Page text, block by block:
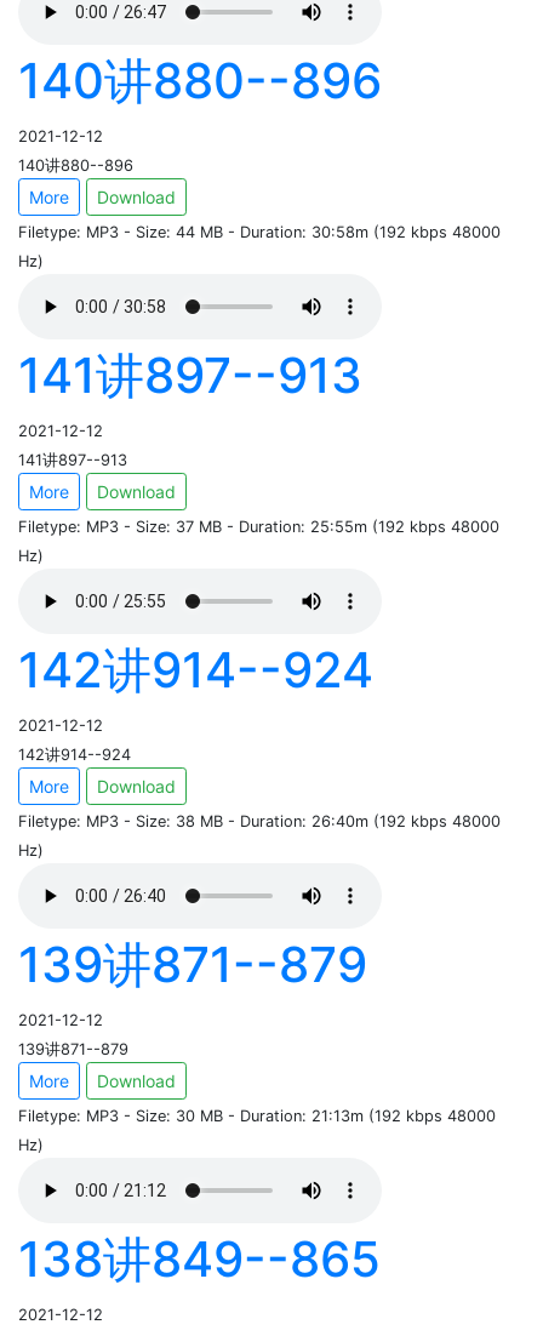
140讲880--896
2021-12-12
140讲880--896
More Download
Filetype: MP3 - Size: 44 MB - Duration: 30:58m (192 kbps 48000
Hz)
141讲897--913
2021-12-12
141讲897--913
More Download
Filetype: MP3 - Size: 37 MB - Duration: 25:55m (192 kbps 48000
Hz)
142讲914--924
2021-12-12
142讲914--924
More Download
Filetype: MP3 - Size: 38 MB - Duration: 26:40m (192 kbps 48000
Hz)
139讲871--879
2021-12-12
139讲871--879
More Download
Filetype: MP3 - Size: 30 MB - Duration: 21:13m (192 kbps 48000
Hz)
138讲849--865
2021-12-12